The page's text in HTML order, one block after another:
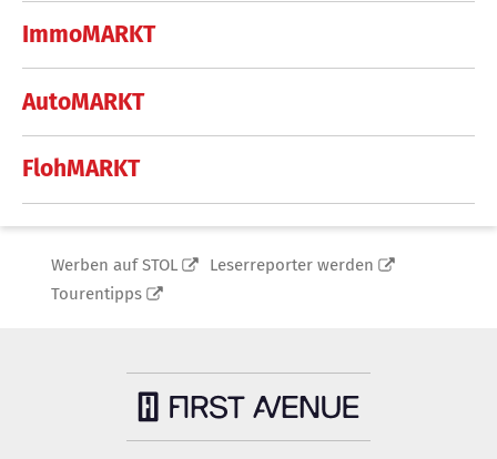
ImmoMARKT
AutoMARKT
FlohMARKT
Werben auf STOL
Leserreporter werden
Tourentipps